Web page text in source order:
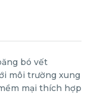
bó vết
môi trường xung
mại thích hợp